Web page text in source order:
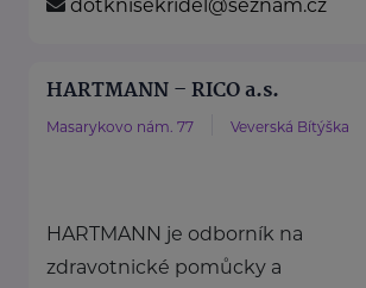
dotknisekridel@seznam.cz
HARTMANN – RICO a.s.
Masarykovo nám. 77 Veverská Bítýška
HARTMANN je odborník na
zdravotnické pomůcky a